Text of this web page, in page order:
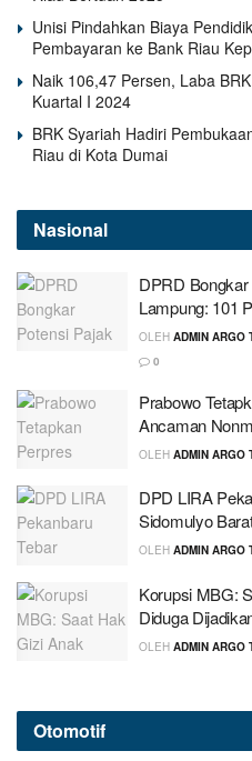
Unisi Pindahkan Biaya
Pembayaran ke Bank Riau
Naik 106,47 Persen, Laba
Kuartal I 2024
BRK Syariah Hadiri
Riau di Kota Dumai
Nasional
DPRD
Lampung: 101
OLEH ADMIN ARGO
0
Prabowo
Ancaman
OLEH ADMIN ARGO
DPD LIRA
Sidomulyo
OLEH ADMIN ARGO
Korupsi MBG:
Diduga
OLEH ADMIN ARGO
Otomotif